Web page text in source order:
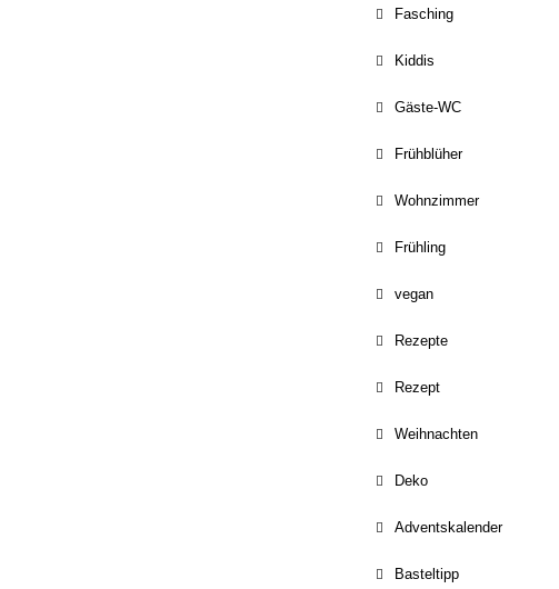
Fasching
Kiddis
Gäste-WC
Frühblüher
Wohnzimmer
Frühling
vegan
Rezepte
Rezept
Weihnachten
Deko
Adventskalender
Basteltipp